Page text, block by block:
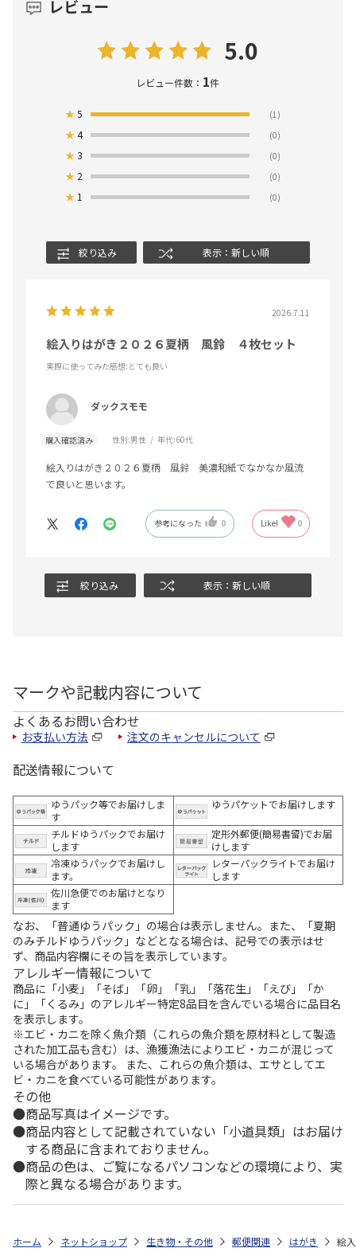
レビュー
5.0
レビュー件数： 1件
★5 (1)
★4 (0)
★3 (0)
★ 2 (0)
★ 1 (0)
絞り込み 表示：新しい順
2026.7.11
絵入りはがき２０２６夏柄 風鈴 ４枚セット
実際に使ってみた感想:とても良い
ダックスモモ
購入確認済み 性別:男性 年代:60代
絵入りはがき２０２６夏柄 風鈴 美濃和紙でなかなか風流
で良いと思います。
参考になった 0 Like! 0
絞り込み 表示：新しい順
マークや記載内容について
よくあるお問い合わせ
お支払い方法 注文のキャンセルについて
配送情報について
ゆうパック等でお届けしま
す
ゆうパケットでお届けします
チルドゆうパックでお届け
します
定形外郵便(簡易書留)でお届
けします
冷凍ゆうパックでお届けし
ます。
レターパックライトでお届け
します
佐川急便でのお届けとなり
ます
なお、「普通ゆうパック」の場合は表示しません。また、「夏期
のみチルドゆうパック」などとなる場合は、記号での表示はせ
ず、商品内容欄にその旨を表示しています。
アレルギー情報について
商品に「小麦」「そば」「卵」「乳」「落花生」「えび」「か
に」「くるみ」のアレルギー特定8品目を含んでいる場合に品目名
を表示します。
※エビ・カニを除く魚介類（これらの魚介類を原材料として製造
された加工品も含む）は、漁獲漁法によりエビ・カニが混じって
いる場合があります。 また、これらの魚介類は、エサとしてエ
ビ・カニを食べている可能性があります。
その他
商品写真はイメージです。
商品内容として記載されていない「小道具類」はお届け
する商品に含まれておりません。
商品の色は、ご覧になるパソコンなどの環境により、実
際と異なる場合があります。
ホーム ネットショップ 生き物・その他 郵便関連 はがき 絵